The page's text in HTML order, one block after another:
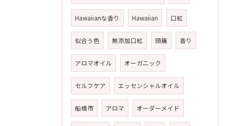
Hawaiianな香り Hawaiian 口紅
似合う色 無添加口紅 頭痛 香り
アロマオイル オーガニック
セルフケア エッセンシャルオイル
船橋市 アロマ オーダーメイド